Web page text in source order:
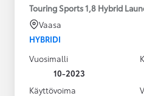
Touring Sports 1,8 Hybrid
Vaasa
HYBRIDI
Vuosimalli
10-2023
Käyttövoima